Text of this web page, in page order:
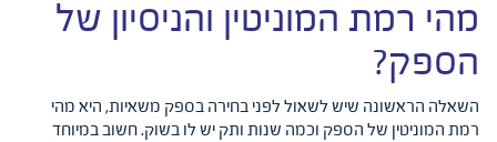
מהי רמת המוניטין והניסיון של
הספק?
השאלה הראשונה שיש לשאול לפני בחירה בספק משאיות, היא מהי
רמת המוניטין של הספק וכמה שנות ותק יש לו בשוק. חשוב במיוחד